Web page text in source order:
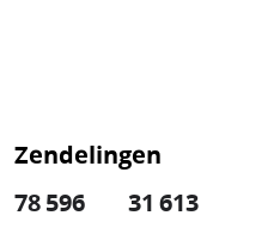
Zendelingen
78 596
31 613